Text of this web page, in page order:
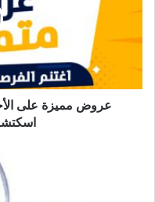
عروض مميزة على